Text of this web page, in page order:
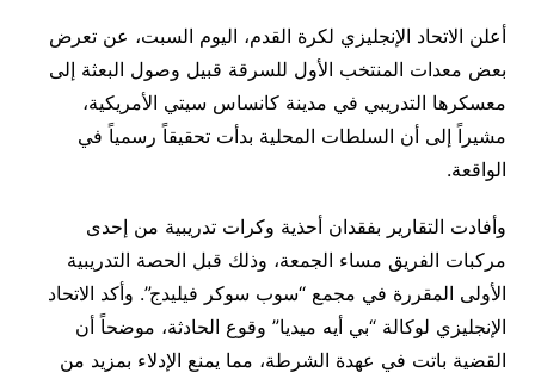
أعلن الاتحاد الإنجليزي لكرة القدم، اليوم السبت، عن تعرض
بعض معدات المنتخب الأول للسرقة قبيل وصول البعثة إلى
معسكرها التدريبي في مدينة كانساس سيتي الأمريكية،
مشيراً إلى أن السلطات المحلية بدأت تحقيقاً رسمياً في
الواقعة.
وأفادت التقارير بفقدان أحذية وكرات تدريبية من إحدى
مركبات الفريق مساء الجمعة، وذلك قبل الحصة التدريبية
الأولى المقررة في مجمع “سوب سوكر فيليدج”. وأكد الاتحاد
الإنجليزي لوكالة “بي أيه ميديا” وقوع الحادثة، موضحاً أن
القضية باتت في عهدة الشرطة، مما يمنع الإدلاء بمزيد من